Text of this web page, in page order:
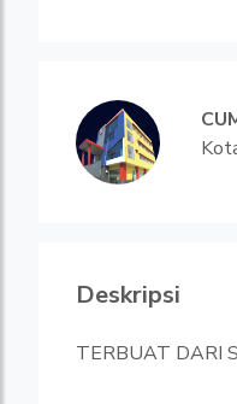
Deskripsi
TERBUAT DARI